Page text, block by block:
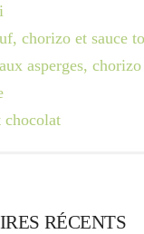
chorizo et sauce
asperges,
chocolat
RÉCENTS